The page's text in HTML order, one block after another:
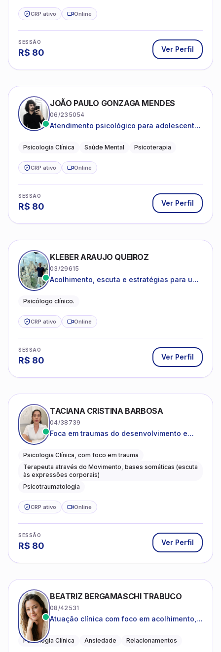
CRP ativo Online
SESSÃO
R$ 80 Ver Perfil
JOÃO PAULO GONZAGA MENDES
06/235054
Atendimento psicológico para adolescentes
depressão e autoestima.
Psicologia Clínica Saúde Mental Psicoterapia
CRP ativo Online
SESSÃO
R$ 80 Ver Perfil
KLEBER ARAUJO QUEIROZ
03/29615
Acolhimento, escuta e estratégias para uma
Psicólogo clínico.
CRP ativo Online
SESSÃO
R$ 80 Ver Perfil
TACIANA CRISTINA BARBOSA
04/38739
Foca em traumas do desenvolvimento e
Psicologia Clínica, com foco em trauma
Terapeuta através do Movimento, bases somáticas (escuta
às expressões corporais)
Psicotraumatologia
CRP ativo Online
SESSÃO
R$ 80 Ver Perfil
BEATRIZ BERGAMASCHI TRABUCO
08/42531
Atuação clínica com foco em acolhimento,
Psicologia Clínica Ansiedade Relacionamentos